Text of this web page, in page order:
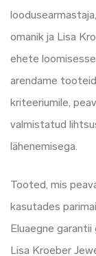
omanik ja Lisa
ehete
arendame
kriteeriumile,
valmistatud
lähenemisega.
Tooted, mis
kasutades
Eluaegne
Lisa Kroeber